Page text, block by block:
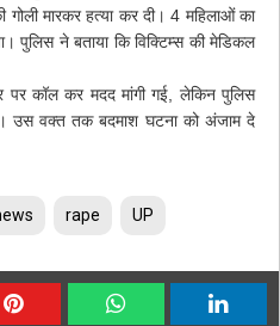
मारकर हत्या कर दी। 4 महिलाओं का
पुलिस ने बताया कि विक्टिम्स की मेडिकल
पर कॉल कर मदद मांगी गई, लेक‍िन पुलिस
उस वक्त तक बदमाश घटना को अंजाम दे
rape UP